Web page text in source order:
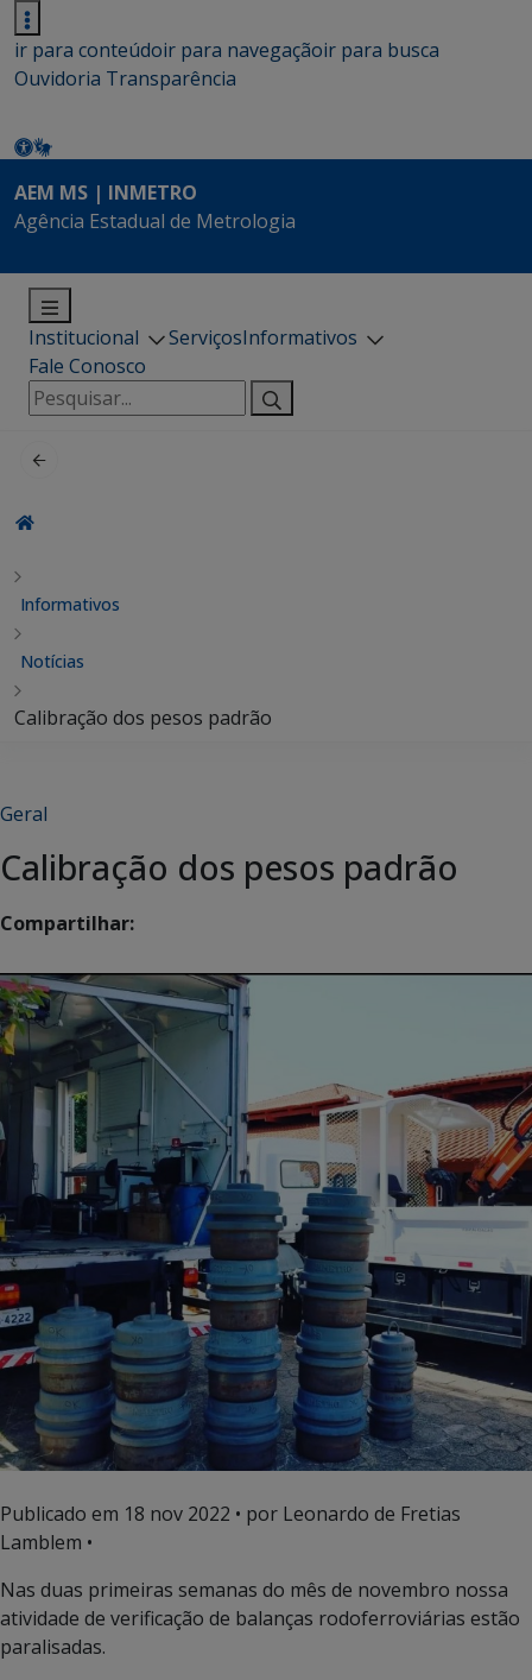
ir para conteúdoir para navegaçãoir para busca
Ouvidoria Transparência
AEM MS | INMETRO
Agência Estadual de Metrologia
Institucional ServiçosInformativos
Fale Conosco
Pesquisar
por:
Informativos
Notícias
Calibração dos pesos padrão
Geral
Calibração dos pesos padrão
Compartilhar:
Publicado em 18 nov 2022 • por Leonardo de Fretias
Lamblem •
Nas duas primeiras semanas do mês de novembro nossa
atividade de verificação de balanças rodoferroviárias estão
paralisadas.